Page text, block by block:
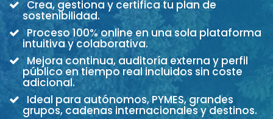
Crea, gestiona y certifica tu plan de
sostenibilidad.
Proceso 100% online en una sola plataforma
intuitiva y colaborativa.
Mejora continua, auditoría externa y perfil
público en tiempo real incluidos sin coste
adicional.
Ideal para autónomos, PYMES, grandes
grupos, cadenas internacionales y destinos.